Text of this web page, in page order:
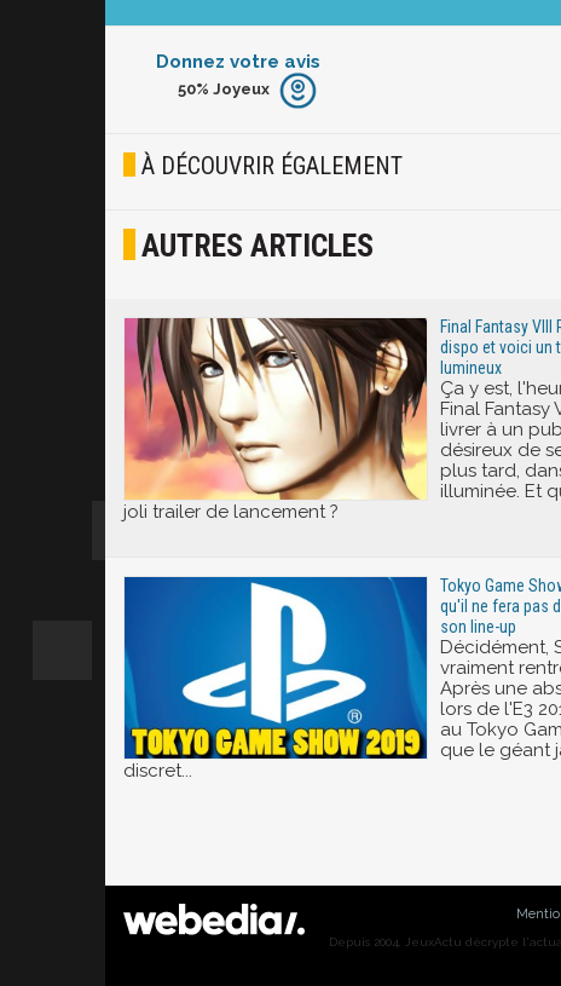
Donnez votre avis
Furieux
Joyeux
50% Joyeux
À DÉCOUVRIR ÉGALEMENT
AUTRES ARTICLES
Final Fantasy
dispo et voici un
lumineux
Ça y est,
Final Fantasy
livrer à un
désireux de
plus tard,
illuminée. Et
joli trailer de lancement ?
Tokyo Game
qu'il ne fera pas
son line-up
Décidément,
vraiment
Après une
lors de l'E3
au Tokyo
que le géant
discret...
Depuis 2004, JeuxActu décrypte